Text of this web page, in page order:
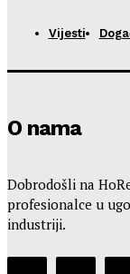
Vijesti
O nama
Dobrodošli na
profesionalce u
industriji.